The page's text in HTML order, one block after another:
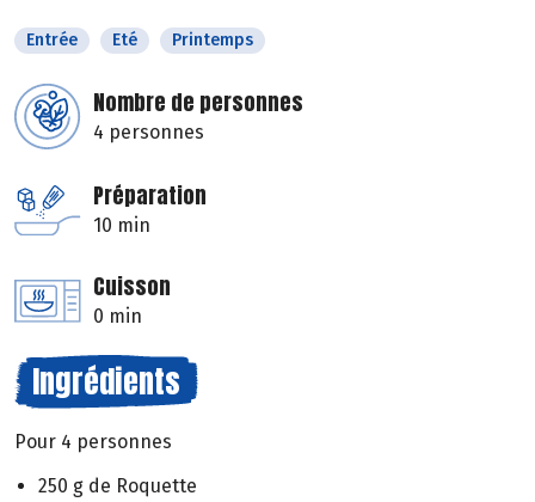
Entrée Eté Printemps
Nombre de personnes
4 personnes
Préparation
10 min
Cuisson
0 min
Ingrédients
Pour 4 personnes
250 g de Roquette